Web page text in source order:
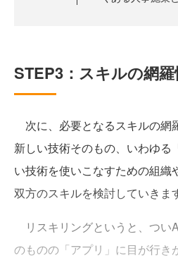
STEP3：スキルの網
次に、必要となるスキルの網
新しい技術そのもの、いわゆる
い技術を使いこなすための組織
双方のスキルを検討していきま
リスキリングというと、つい
のものの「アプリ」に目が行き